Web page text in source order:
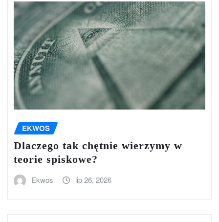
EKWOS
Dlaczego tak chętnie wierzymy w
teorie spiskowe?
Ekwos lip 26, 2026